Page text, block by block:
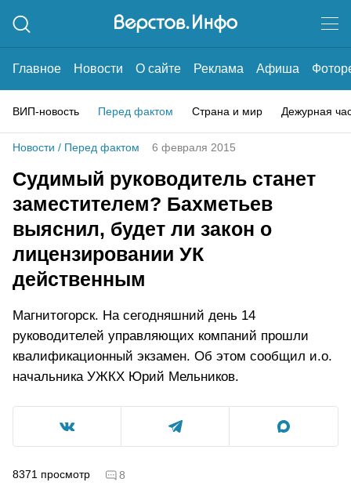
Главное Новости О сайте Реклама Афиша
ВИП-новость Перед фактом Страна и мир Дежурная
Новости / Перед фактом 6 февраля 2015
Судимый руководитель станет
заместителем? Бахметьев
выяснил, будет ли закон о
лицензировании УК
действенным
Магнитогорск. На сегодняшний день 14
руководителей управляющих компаний прошли
квалификационный экзамен. Об этом сообщил и.о.
начальника УЖКХ Юрий Мельников.
8371 просмотр 8